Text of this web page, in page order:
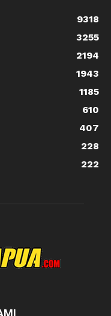
9318
3255
2194
1943
1185
610
407
228
222